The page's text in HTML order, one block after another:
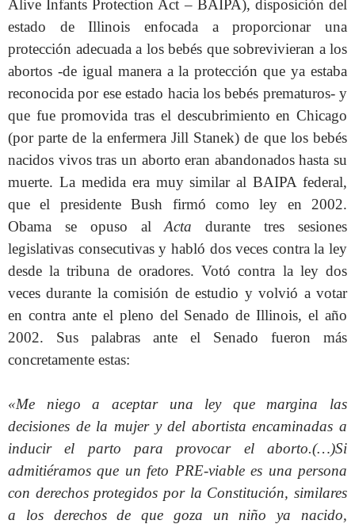
Alive Infants Protection Act – BAIPA), disposición del
estado de Illinois enfocada a proporcionar una
protección adecuada a los bebés que sobrevivieran a los
abortos -de igual manera a la protección que ya estaba
reconocida por ese estado hacia los bebés prematuros- y
que fue promovida tras el descubrimiento en Chicago
(por parte de la enfermera Jill Stanek) de que los bebés
nacidos vivos tras un aborto eran abandonados hasta su
muerte. La medida era muy similar al BAIPA federal,
que el presidente Bush firmó como ley en 2002.
Obama se opuso alActa durante tres sesiones
legislativas consecutivas y habló dos veces contra la ley
desde la tribuna de oradores. Votó contra la ley dos
veces durante la comisión de estudio y volvió a votar
en contra ante el pleno del Senado de Illinois, el año
2002. Sus palabras ante el Senado fueron más
concretamente estas:
«Me niego a aceptar una ley que margina las
decisiones de la mujer y del abortista encaminadas a
inducir el parto para provocar el aborto.(…)Si
admitiéramos que un feto PRE-viable es una persona
con derechos protegidos por la Constitución, similares
a los derechos de que goza un niño ya nacido,